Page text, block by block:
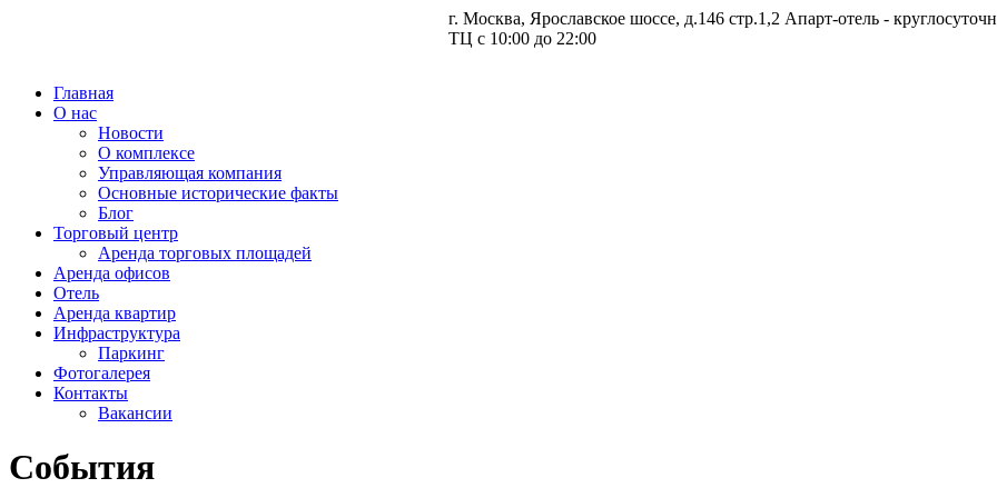
г. Москва, Ярославское шоссе, д.146 стр.1,2 Апарт-отель -
ТЦ с 10:00 до 22:00
Главная
О нас
Новости
О комплексе
Управляющая компания
Основные исторические факты
Блог
Торговый центр
Аренда торговых площадей
Аренда офисов
Отель
Аренда квартир
Инфраструктура
Паркинг
Фотогалерея
Контакты
Вакансии
События